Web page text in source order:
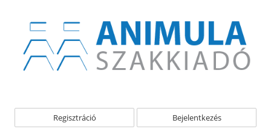
Regisztráció Bejelentkezés